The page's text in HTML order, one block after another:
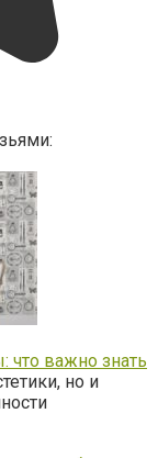
что важно знать
но и